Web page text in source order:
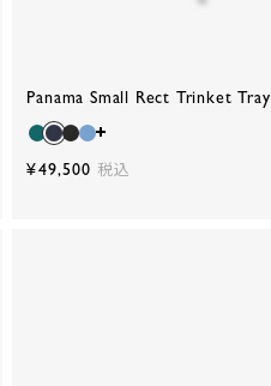
Panama Small Rect Trinket Tray
¥49,500 税込